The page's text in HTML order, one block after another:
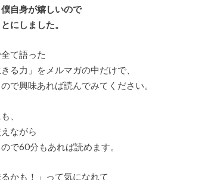
自身が嬉しいので
にしました。
て語った
る力」をメルマガの中だけで、
で興味あれば読んでみてください。
、
ながら
で60分もあれば読めます。
かも！」って気になれて